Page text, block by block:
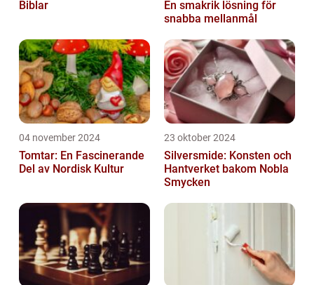
Biblar
En smakrik lösning för
snabba mellanmål
04 november 2024
Tomtar: En Fascinerande
Del av Nordisk Kultur
23 oktober 2024
Silversmide: Konsten och
Hantverket bakom Nobla
Smycken